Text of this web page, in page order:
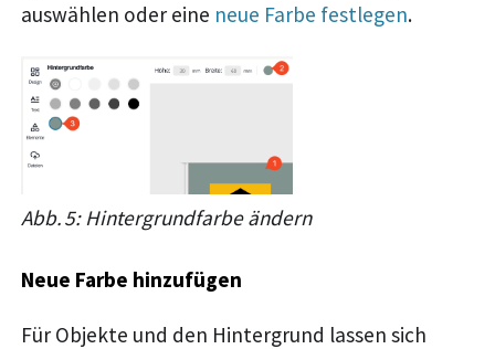
auswählen oder eine neue Farbe festlegen.
Abb. 5: Hintergrundfarbe ändern
Neue Farbe hinzufügen
Für Objekte und den Hintergrund lassen sich